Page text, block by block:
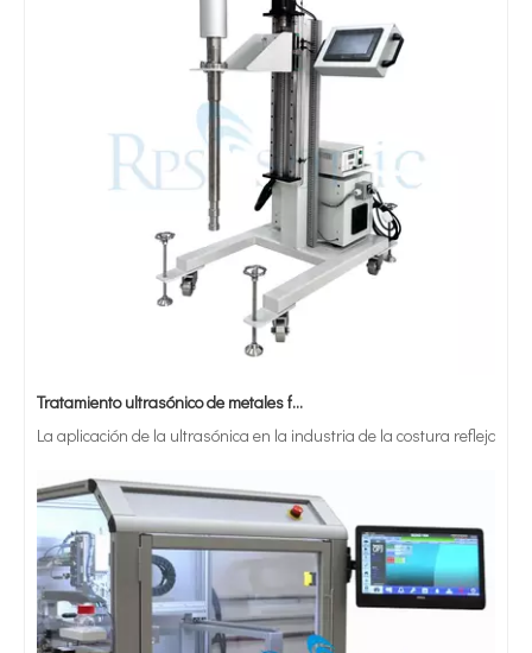
La aplicación de la ultrasónica en la industria de la costura refleja